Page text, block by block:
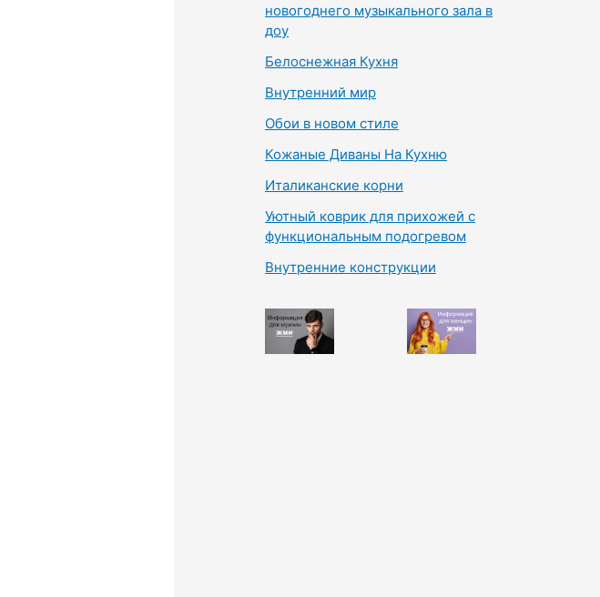
новогоднего музыкального зала в
доу
Белоснежная Кухня
Внутренний мир
Обои в новом стиле
Кожаные Диваны На Кухню
Италиканские корни
Уютный коврик для прихожей с
функциональным подогревом
Внутренние конструкции